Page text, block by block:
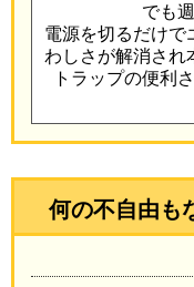
でも
電源を切るだけで
わしさが解消され
トラップの便利
何の不自由も